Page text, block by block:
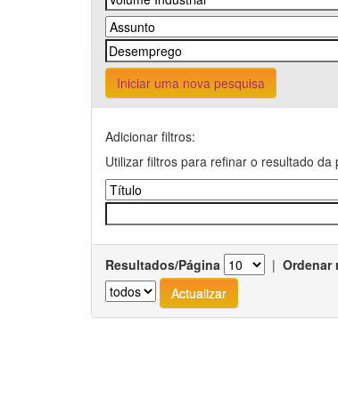
Iniciar uma nova pesquisa
Adicionar filtros:
Utilizar filtros para refinar o resultado da
Resultados/Página | Ordenar